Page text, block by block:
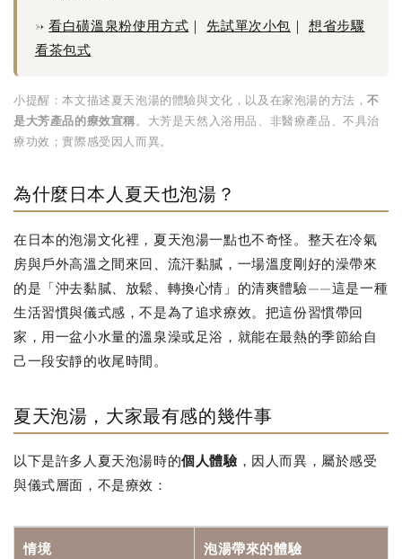
→看白磺溫泉粉使用方式 ｜ 先試單次小包 ｜想省步驟
看茶包式
小提醒：本文描述夏天泡湯的體驗與文化，以及在家泡湯的方法，不
是大芳產品的療效宣稱。大芳是天然入浴用品、非醫療產品、不具治
療功效；實際感受因人而異。
為什麼日本人夏天也泡湯？
在日本的泡湯文化裡，夏天泡湯一點也不奇怪。整天在冷氣
房與戶外高溫之間來回、流汗黏膩，一場溫度剛好的澡帶來
的是「沖去黏膩、放鬆、轉換心情」的清爽體驗——這是一種
生活習慣與儀式感，不是為了追求療效。把這份習慣帶回
家，用一盆小水量的溫泉澡或足浴，就能在最熱的季節給自
己一段安靜的收尾時間。
夏天泡湯，大家最有感的幾件事
以下是許多人夏天泡湯時的個人體驗，因人而異，屬於感受
與儀式層面，不是療效：
情境 泡湯帶來的體驗